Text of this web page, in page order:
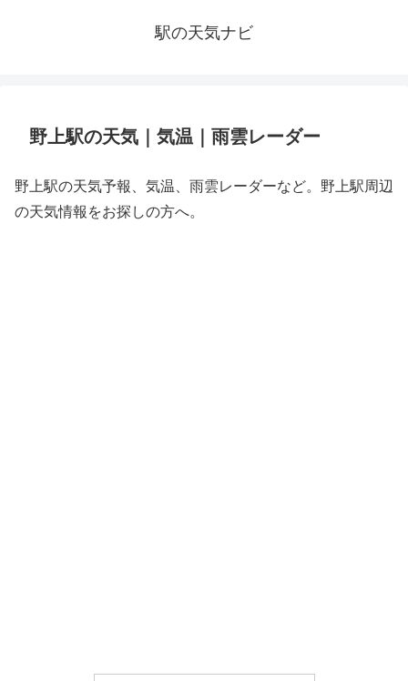
駅の天気ナビ
野上駅の天気｜気温｜雨雲レーダー
野上駅の天気予報、気温、雨雲レーダーなど。野上駅周辺
の天気情報をお探しの方へ。